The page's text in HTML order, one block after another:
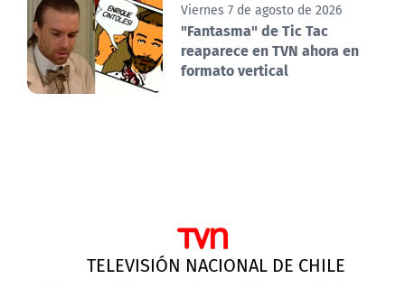
Viernes 7 de agosto de 2026
"Fantasma" de Tic Tac
reaparece en TVN ahora en
formato vertical
TELEVISIÓN NACIONAL DE CHILE